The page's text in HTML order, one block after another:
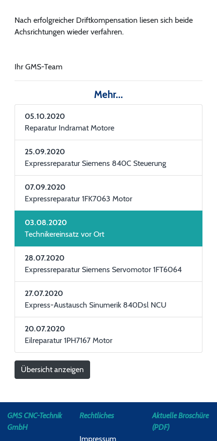
Nach erfolgreicher Driftkompensation liesen sich beide
Achsrichtungen wieder verfahren.
Ihr GMS-Team
Mehr...
05.10.2020
Reparatur Indramat Motore
25.09.2020
Expressreparatur Siemens 840C Steuerung
07.09.2020
Expressreparatur 1FK7063 Motor
03.08.2020
Technikereinsatz vor Ort
28.07.2020
Expressreparatur Siemens Servomotor 1FT6064
27.07.2020
Express-Austausch Sinumerik 840Dsl NCU
20.07.2020
Eilreparatur 1PH7167 Motor
Übersicht anzeigen
GMS CNC-Technik
GmbH
Rechtliches
Impressum
Aktuelle Broschüre
(PDF)